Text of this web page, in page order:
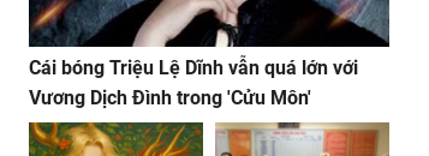
Cái bóng Triệu Lệ Dĩnh vẫn quá lớn với
Vương Dịch Đình trong 'Cửu Môn'